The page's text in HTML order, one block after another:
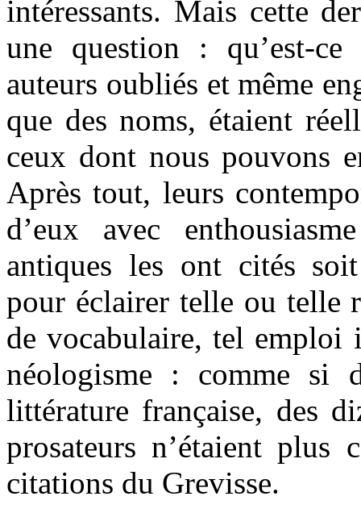
intéressants. Mais cette
une question : qu’est-
auteurs oubliés et même
que des noms, étaient
ceux dont nous pouvons
Après tout, leurs
d’eux avec
antiques les ont cités
pour éclairer telle ou telle
de vocabulaire, tel emploi
néologisme : comme si
littérature française, des
prosateurs n’étaient plus
citations du Grevisse.